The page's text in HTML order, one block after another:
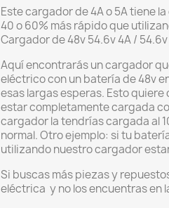
Este cargador de 4A o 5A tiene
40 o 60% más rápido que
Cargador de 48v 54.6v 4A /
Aquí encontrarás un cargador
eléctrico con un batería de 48v
esas largas esperas. Esto
estar completamente cargada
cargador la tendrías cargada al
normal. Otro ejemplo: si tu
utilizando nuestro cargador
Si buscas más piezas y
eléctrica y no los encuentras en